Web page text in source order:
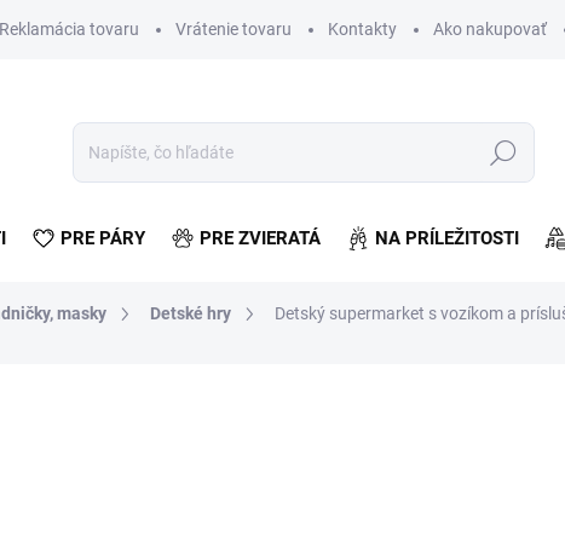
Reklamácia tovaru Vrátenie tovaru Kontakty Ako nakupovať
Hľadať
PRE PÁRY PRE ZVIERATÁ NA PRÍLEŽITOSTI
masky Detské hry Detský supermarket s vozíkom a